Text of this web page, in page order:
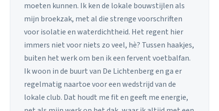
moeten kunnen. Ik ken de lokale bouwstijlen als
mijn broekzak, met al die strenge voorschriften
voor isolatie en waterdichtheid. Het regent hier
immers niet voor niets zo veel, hè? Tussen haakjes,
buiten het werk om ben ik een fervent voetbalfan.
Ik woon in de buurt van De Lichtenberg en ga er
regelmatig naartoe voor een wedstrijd van de
lokale club. Dat houdt me fit en geeft me energie,